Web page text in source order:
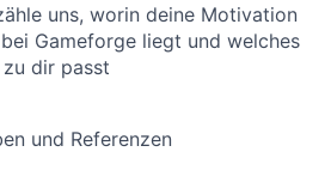
uns, worin deine Motivation
Gameforge liegt und welches
dir passt
und Referenzen